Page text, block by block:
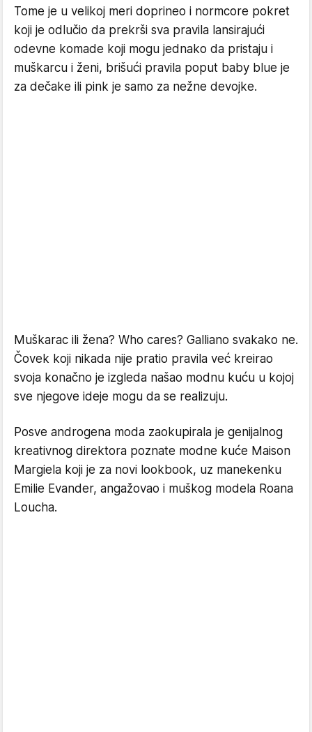
Tome je u velikoj meri doprineo i normcore pokret
koji je odlučio da prekrši sva pravila lansirajući
odevne komade koji mogu jednako da pristaju i
muškarcu i ženi, brišući pravila poput baby blue je
za dečake ili pink je samo za nežne devojke.
Muškarac ili žena? Who cares? Galliano svakako ne.
Čovek koji nikada nije pratio pravila već kreirao
svoja konačno je izgleda našao modnu kuću u kojoj
sve njegove ideje mogu da se realizuju.
Posve androgena moda zaokupirala je genijalnog
kreativnog direktora poznate modne kuće Maison
Margiela koji je za novi lookbook, uz manekenku
Emilie Evander, angažovao i muškog modela Roana
Loucha.